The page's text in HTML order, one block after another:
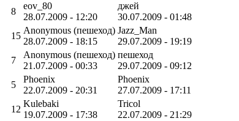
8
eov_80
28.07.2009 - 12:20
джей
30.07.2009 - 01:48
15
Anonymous (пешеход)
28.07.2009 - 18:15
Jazz_Man
29.07.2009 - 19:19
7
Anonymous (пешеход)
21.07.2009 - 00:33
пешеход
29.07.2009 - 09:12
5
Phoenix
22.07.2009 - 20:31
Phoenix
27.07.2009 - 17:11
12
Kulebaki
19.07.2009 - 17:38
Tricol
22.07.2009 - 21:29